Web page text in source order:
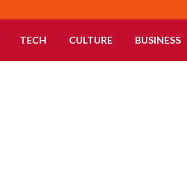
TECH CULTURE BUSINESS